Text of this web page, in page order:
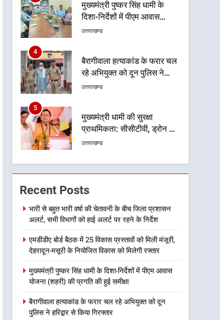
मुख्यमंत्री पुष्कर सिंह धामी के
दिशा-निर्देशों में पीएम आवास
योजना (शहरी) की प्रगति की हुई
उत्तराखण्ड
4
बैरागीवाला हत्याकांड के फरार चल
रहे अभियुक्त को दून पुलिस ने
हरिद्वार से किया गिरफ्तार
उत्तराखण्ड
5
मुख्यमंत्री धामी की सुरक्षा
प्राथमिकता: सीसीटीवी, ड्रोन और
स्वास्थ्य सेवाओं के बीच शिवभक्तों
उत्तराखण्ड
6
एसआईआर प्रक्रिया की निगरानी
के लिए प्रदेश कांग्रेस मुख्यालय में
कंट्रोल रूम का शुभारंभ
7
एक्शन, ब्लैक स्पॉट होंगे सुरक्षित, हर
माह होगी प्रगति समीक्षा
उत्तराखण्ड
8
महाराज की राजस्थान के
मुख्यमंत्री से शिष्टाचार भेंट पर्यटन
और सांस्कृतिक गतिविधियों के
उत्तराखण्ड
Recent Posts
भारी से बहुत भारी वर्षा की चेतावनी के बीच जिला प्रशासन
अलर्ट, सभी विभागों को हाई अलर्ट पर रहने के निर्देश
एमडीडीए बोर्ड बैठक में 25 विकास प्रस्तावों को मिली मंजूरी,
देहरादून-मसूरी के नियोजित विकास को मिलेगी रफ्तार
मुख्यमंत्री पुष्कर सिंह धामी के दिशा-निर्देशों में पीएम आवास
योजना (शहरी) की प्रगति की हुई समीक्षा
बैरागीवाला हत्याकांड के फरार चल रहे अभियुक्त को दून
पुलिस ने हरिद्वार से किया गिरफ्तार